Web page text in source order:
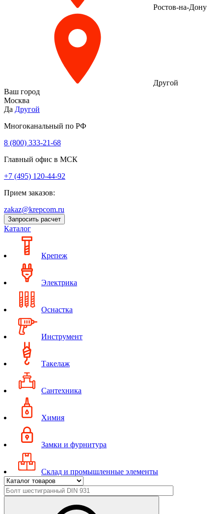
Ростов-на-Дону
Другой
Ваш город
Москва
Да Другой
Многоканальный по РФ
8 (800) 333‑21-68
Главный офис в МСК
+7 (495) 120-44-92
Прием заказов:
zakaz@krepcom.ru
Запросить расчет
Каталог
Крепеж
Электрика
Оснастка
Инструмент
Такелаж
Сантехника
Химия
Замки и фурнитура
Склад и промышленные элементы